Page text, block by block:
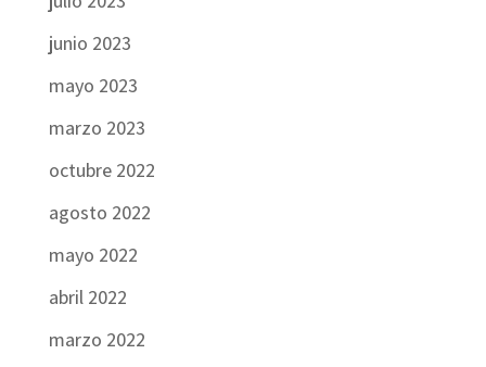
junio 2023
mayo 2023
marzo 2023
octubre 2022
agosto 2022
mayo 2022
abril 2022
marzo 2022